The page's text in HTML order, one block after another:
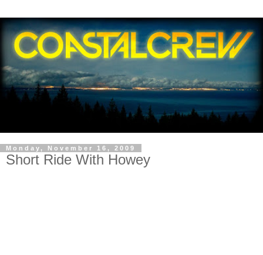
Monday, November 16, 2009
Short Ride With Howey